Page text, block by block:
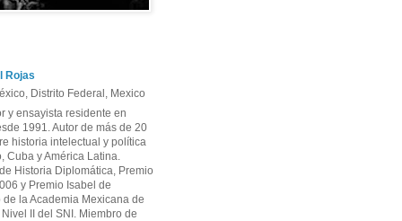
Rojas
Distrito Federal, Mexico
y ensayista residente en
1991. Autor de más de 20
historia intelectual y política
Cuba y América Latina.
Historia Diplomática, Premio
y Premio Isabel de
la Academia Mexicana de
II del SNI. Miembro de